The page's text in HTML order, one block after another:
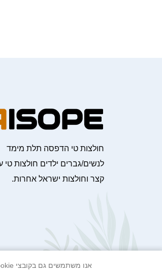
חולצות טי הדפסה תלת מימד
לנשים/גברים ילדים חולצות טי
קצר וחולצות ישראל אחרות.